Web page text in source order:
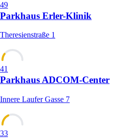
49
Parkhaus Erler-Klinik
Theresienstraße 1
41
Parkhaus ADCOM-Center
Innere Laufer Gasse 7
33